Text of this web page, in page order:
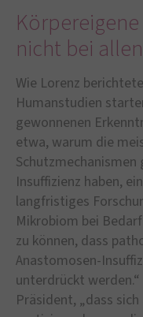
nicht bei
Wie Lorenz
Humanstudien
gewonnenen
etwa, warum die
Insuffizienz haben,
langfristiges
Mikrobiom bei
zu können, dass
Anastomosen-
unterdrückt werden.“
Präsident, „dass